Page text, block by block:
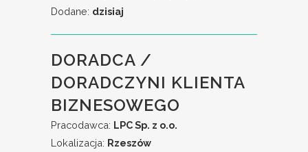
Dodane: dzisiaj
DORADCA /
DORADCZYNI KLIENTA
BIZNESOWEGO
Pracodawca: LPC Sp. z o.o.
Lokalizacja: Rzeszów